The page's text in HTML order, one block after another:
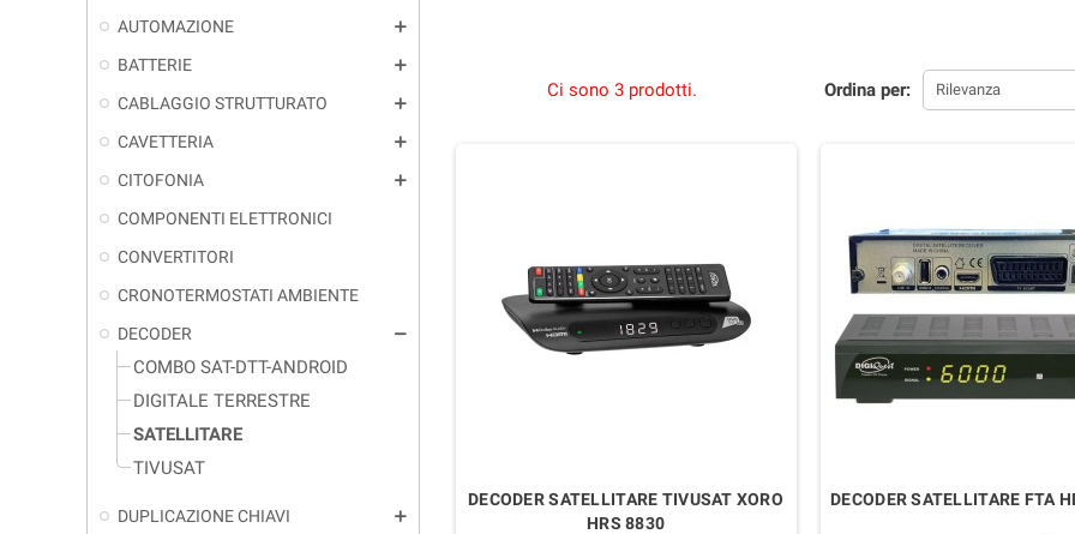
AUTOMAZIONE add
BATTERIE add
CABLAGGIO STRUTTURATO add
CAVETTERIA add
CITOFONIA add
COMPONENTI ELETTRONICI
CONVERTITORI
CRONOTERMOSTATI AMBIENTE
DECODER
remove
COMBO SAT-DTT-ANDROID
DIGITALE TERRESTRE
SATELLITARE
TIVUSAT
DUPLICAZIONE CHIAVI add
Ordina per: Rilevanza
Ci sono 3 prodotti.
DECODER SATELLITARE TIVUSAT XORO
HRS 8830
DECODER SATELLITARE FTA